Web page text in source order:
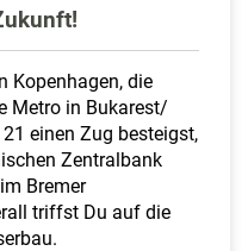
Kopenhagen, die
Metro in Bukarest/
einen Zug besteigst,
Zentralbank
Bremer
triffst Du auf die